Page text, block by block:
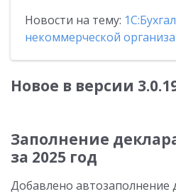
Новости на тему:
некоммерческой
Новое в версии
Заполнение
за 2025 год
Добавлено автозаполнение